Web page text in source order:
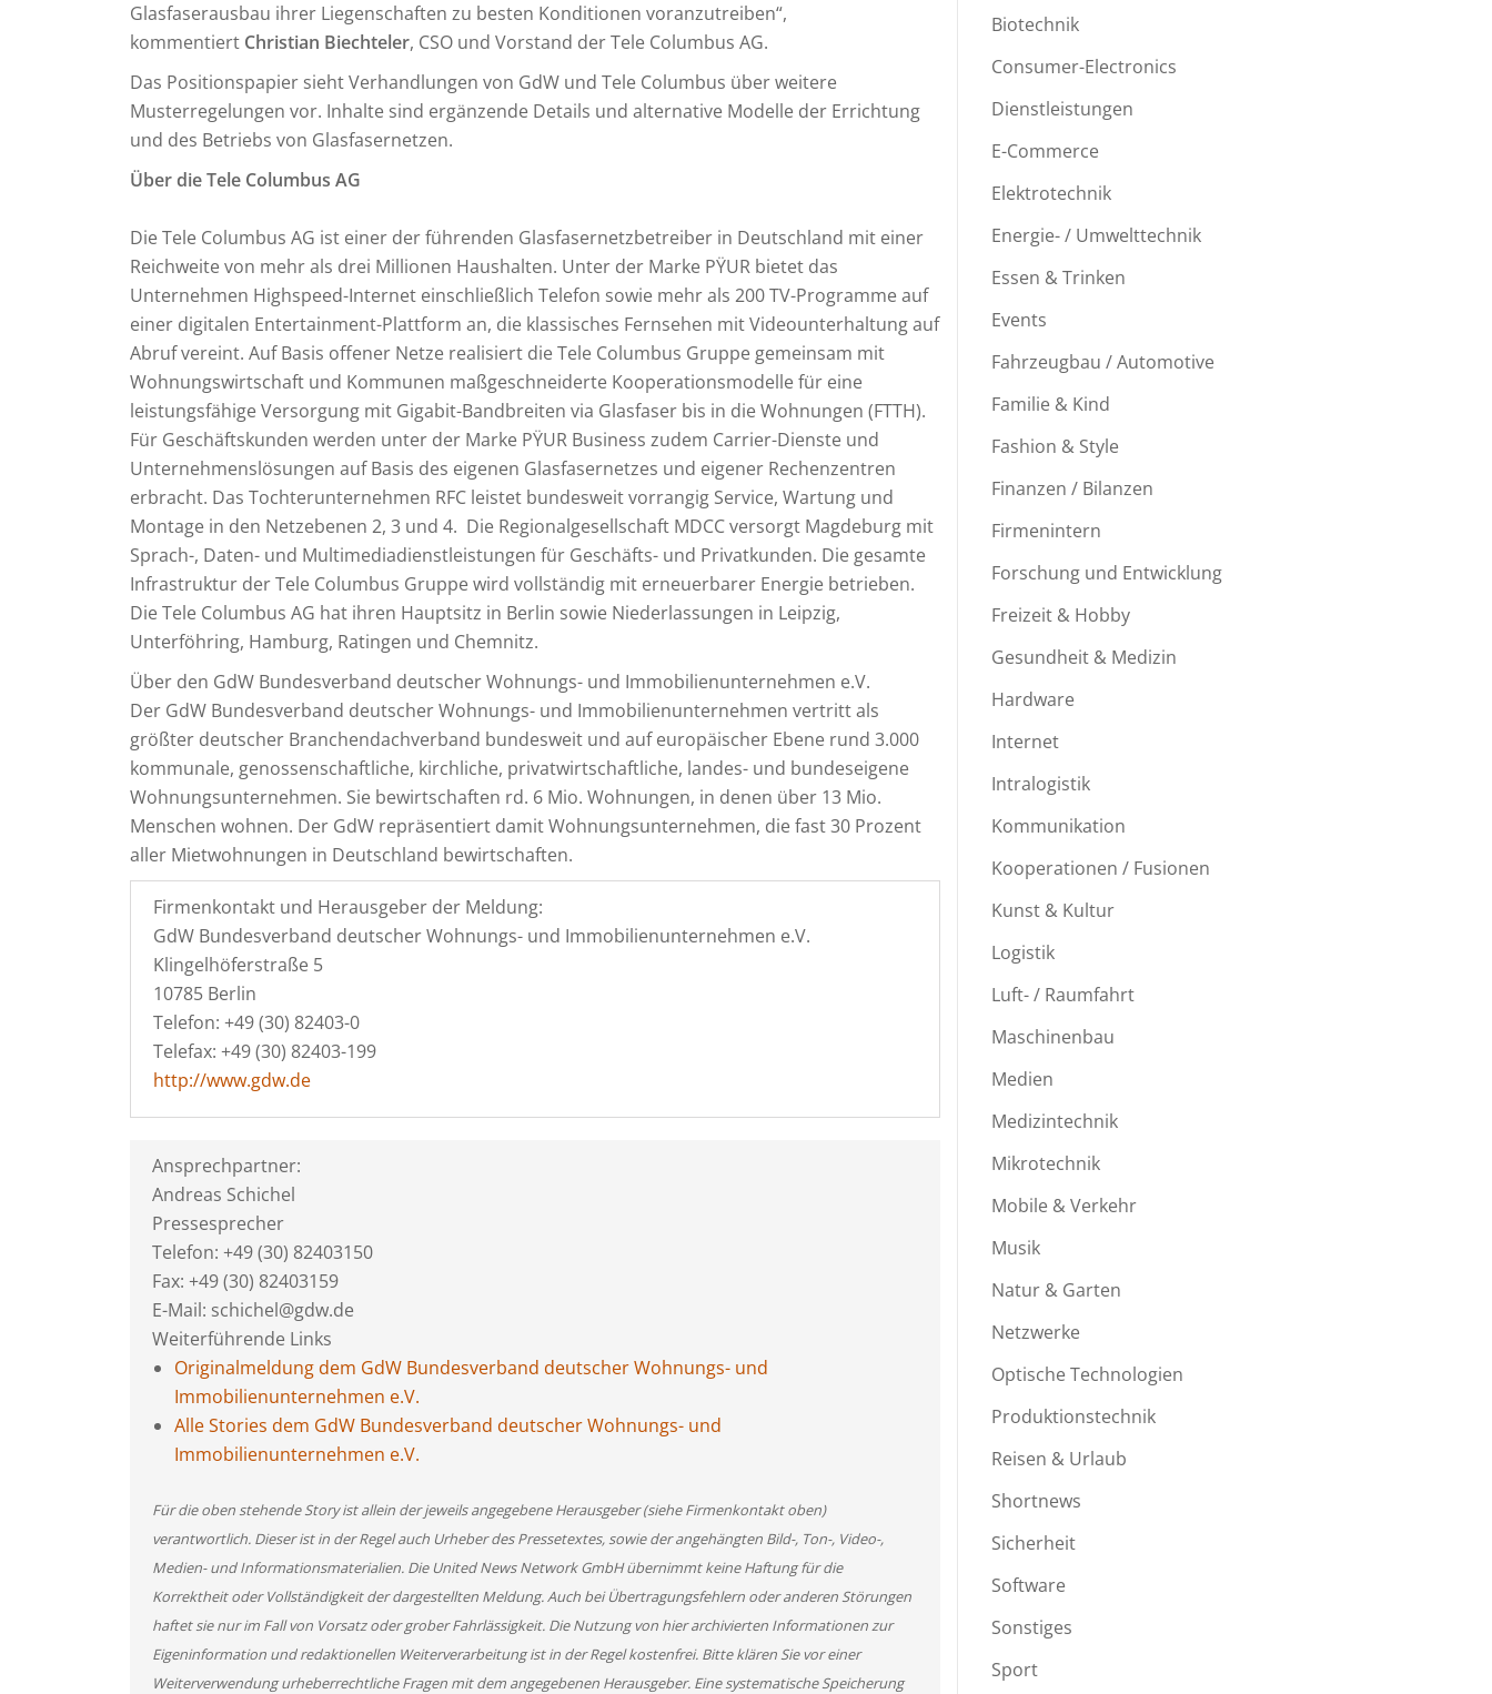
Glasfaserausbau ihrer Liegenschaften zu besten Konditionen voranzutreiben“,
kommentiert Christian Biechteler, CSO und Vorstand der Tele Columbus AG.
Das Positionspapier sieht Verhandlungen von GdW und Tele Columbus über weitere
Musterregelungen vor. Inhalte sind ergänzende Details und alternative Modelle der Errichtung
und des Betriebs von Glasfasernetzen.
Über die Tele Columbus AG
Die Tele Columbus AG ist einer der führenden Glasfasernetzbetreiber in Deutschland mit einer
Reichweite von mehr als drei Millionen Haushalten. Unter der Marke PΫUR bietet das
Unternehmen Highspeed-Internet einschließlich Telefon sowie mehr als 200 TV-Programme auf
einer digitalen Entertainment-Plattform an, die klassisches Fernsehen mit Videounterhaltung auf
Abruf vereint. Auf Basis offener Netze realisiert die Tele Columbus Gruppe gemeinsam mit
Wohnungswirtschaft und Kommunen maßgeschneiderte Kooperationsmodelle für eine
leistungsfähige Versorgung mit Gigabit-Bandbreiten via Glasfaser bis in die Wohnungen (FTTH).
Für Geschäftskunden werden unter der Marke PŸUR Business zudem Carrier-Dienste und
Unternehmenslösungen auf Basis des eigenen Glasfasernetzes und eigener Rechenzentren
erbracht. Das Tochterunternehmen RFC leistet bundesweit vorrangig Service, Wartung und
Montage in den Netzebenen 2, 3 und 4. Die Regionalgesellschaft MDCC versorgt Magdeburg mit
Sprach-, Daten- und Multimediadienstleistungen für Geschäfts- und Privatkunden. Die gesamte
Infrastruktur der Tele Columbus Gruppe wird vollständig mit erneuerbarer Energie betrieben.
Die Tele Columbus AG hat ihren Hauptsitz in Berlin sowie Niederlassungen in Leipzig,
Unterföhring, Hamburg, Ratingen und Chemnitz.
Über den GdW Bundesverband deutscher Wohnungs- und Immobilienunternehmen e.V.
Der GdW Bundesverband deutscher Wohnungs- und Immobilienunternehmen vertritt als
größter deutscher Branchendachverband bundesweit und auf europäischer Ebene rund 3.000
kommunale, genossenschaftliche, kirchliche, privatwirtschaftliche, landes- und bundeseigene
Wohnungsunternehmen. Sie bewirtschaften rd. 6 Mio. Wohnungen, in denen über 13 Mio.
Menschen wohnen. Der GdW repräsentiert damit Wohnungsunternehmen, die fast 30 Prozent
aller Mietwohnungen in Deutschland bewirtschaften.
Firmenkontakt und Herausgeber der Meldung:
GdW Bundesverband deutscher Wohnungs- und Immobilienunternehmen e.V.
Klingelhöferstraße 5
10785 Berlin
Telefon: +49 (30) 82403-0
Telefax: +49 (30) 82403-199
http://www.gdw.de
Ansprechpartner:
Andreas Schichel
Pressesprecher
Telefon: +49 (30) 82403150
Fax: +49 (30) 82403159
E-Mail: schichel@gdw.de
Weiterführende Links
Originalmeldung dem GdW Bundesverband deutscher Wohnungs- und
Immobilienunternehmen e.V.
Alle Stories dem GdW Bundesverband deutscher Wohnungs- und
Immobilienunternehmen e.V.
Für die oben stehende Story ist allein der jeweils angegebene Herausgeber (siehe Firmenkontakt oben)
verantwortlich. Dieser ist in der Regel auch Urheber des Pressetextes, sowie der angehängten Bild-, Ton-, Video-,
Medien- und Informationsmaterialien. Die United News Network GmbH übernimmt keine Haftung für die
Korrektheit oder Vollständigkeit der dargestellten Meldung. Auch bei Übertragungsfehlern oder anderen Störungen
haftet sie nur im Fall von Vorsatz oder grober Fahrlässigkeit. Die Nutzung von hier archivierten Informationen zur
Eigeninformation und redaktionellen Weiterverarbeitung ist in der Regel kostenfrei. Bitte klären Sie vor einer
Weiterverwendung urheberrechtliche Fragen mit dem angegebenen Herausgeber. Eine systematische Speicherung
Biotechnik
Consumer-Electronics
Dienstleistungen
E-Commerce
Elektrotechnik
Energie- / Umwelttechnik
Essen & Trinken
Events
Fahrzeugbau / Automotive
Familie & Kind
Fashion & Style
Finanzen / Bilanzen
Firmenintern
Forschung und Entwicklung
Freizeit & Hobby
Gesundheit & Medizin
Hardware
Internet
Intralogistik
Kommunikation
Kooperationen / Fusionen
Kunst & Kultur
Logistik
Luft- / Raumfahrt
Maschinenbau
Medien
Medizintechnik
Mikrotechnik
Mobile & Verkehr
Musik
Natur & Garten
Netzwerke
Optische Technologien
Produktionstechnik
Reisen & Urlaub
Shortnews
Sicherheit
Software
Sonstiges
Sport